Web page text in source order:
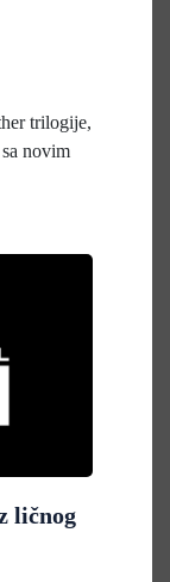
trilogije,
novim
ličnog